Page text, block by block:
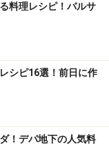
料理レシピ！バルサ
シピ16選！前日に作
！デパ地下の人気料